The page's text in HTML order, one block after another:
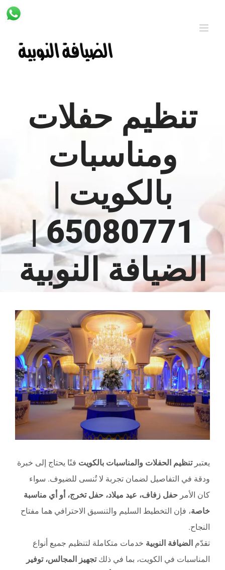
تنظيم حفلات
ومناسبات
بالكويت |
65080771 |
الضيافة النوبية
مشاهدة
صورة
أكبر
يعتبرتنظيم الحفلات والمناسبات بالكويت فنًا يحتاج إلى خبرة
ودقة في التفاصيل لضمان تجربة لا تُنسى للضيوف. سواء
كان الأمر حفل زفاف، عيد ميلاد، حفل تخرج، أو أي مناسبة
خاصة، فإن التخطيط السليم والتنسيق الاحترافي هما مفتاح
النجاح.
تقدّم الضيافة النوبية خدمات متكاملة لتنظيم جميع أنواع
المناسبات في الكويت، بما في ذلكتجهيز المجالس، توفير